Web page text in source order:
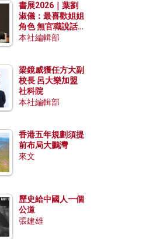
書展2026｜葉劉
淑儀：最喜歡姐姐
角色 無官職說話
包袱少
本社編輯部
梁鏡威獲任方大副
校長 呂大樂加盟
社科院
本社編輯部
香港五年規劃須提
前布局大鵬灣
來文
歷史給中國人一個
公道
張建雄